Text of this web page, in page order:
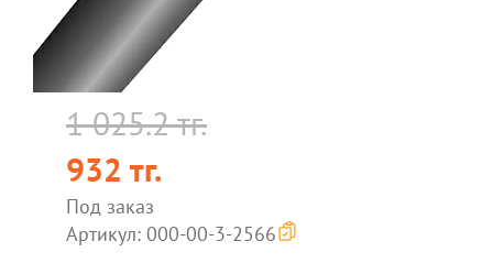
1 025.2 тг.
932 тг.
Под заказ
Артикул: 000-00-3-2566